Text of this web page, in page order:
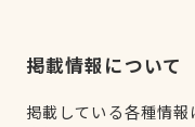
掲載情報について
掲載している各種情